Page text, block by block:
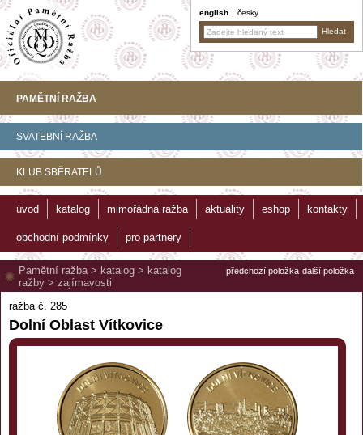
english česky
PAMĚTNÍ RAŽBA
SVATEBNÍ RAŽBA
KLUB SBĚRATELŮ
úvod katalog mimořádná ražba aktuality eshop kontakty
obchodní podmínky pro partnery
předchozí položka další položka
Pamětní ražba> katalog > katalog
ražby > zajímavosti
ražba č. 285
Dolní Oblast Vítkovice